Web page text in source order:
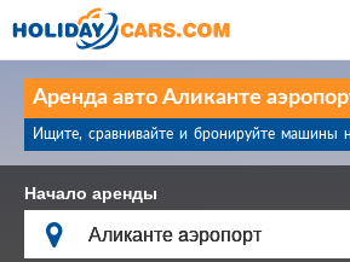
Аренда авто Аликанте
Ищите, сравнивайте и бронируйте машины
Начало аренды
